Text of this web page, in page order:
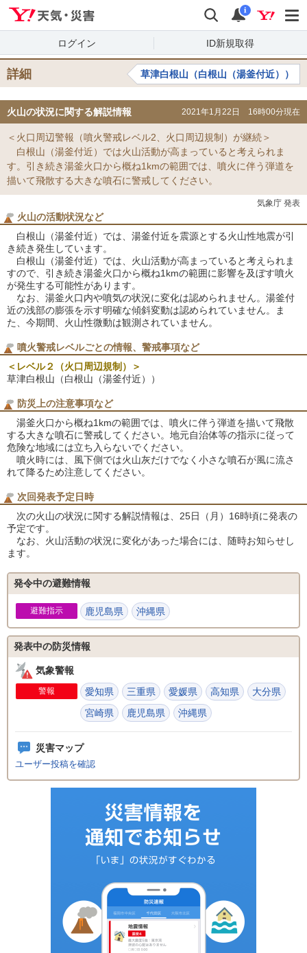
検索 通知
i
ログイン ID新規取得
詳細 草津白根山（白根山（湯釜付近））
火山の状況に関する解説情報 2021年1月22日 16時00分現在
＜火口周辺警報（噴火警戒レベル2、火口周辺規制）が継続＞
白根山（湯釜付近）では火山活動が高まっていると考えられま
す。引き続き湯釜火口から概ね1kmの範囲では、噴火に伴う弾道を
描いて飛散する大きな噴石に警戒してください。
気象庁 発表
火山の活動状況など
白根山（湯釜付近）では、湯釜付近を震源とする火山性地震が引
き続き発生しています。
白根山（湯釜付近）では、火山活動が高まっていると考えられま
すので、引き続き湯釜火口から概ね1kmの範囲に影響を及ぼす噴火
が発生する可能性があります。
なお、湯釜火口内や噴気の状況に変化は認められません。湯釜付
近の浅部の膨張を示す明確な傾斜変動は認められていません。ま
た、今期間、火山性微動は観測されていません。
噴火警戒レベルごとの情報、警戒事項など
＜レベル２（火口周辺規制）＞
草津白根山（白根山（湯釜付近））
防災上の注意事項など
湯釜火口から概ね1kmの範囲では、噴火に伴う弾道を描いて飛散
する大きな噴石に警戒してください。地元自治体等の指示に従って
危険な地域には立ち入らないでください。
噴火時には、風下側では火山灰だけでなく小さな噴石が風に流さ
れて降るため注意してください。
次回発表予定日時
次の火山の状況に関する解説情報は、25日（月）16時頃に発表の
予定です。
なお、火山活動の状況に変化があった場合には、随時お知らせし
ます。
発令中の避難情報
避難指示 鹿児島県 沖縄県
発表中の防災情報
気象警報
警報 愛知県 三重県 愛媛県 高知県
大分県
宮崎県
鹿児島県 沖縄県
災害マップ
ユーザー投稿を確認